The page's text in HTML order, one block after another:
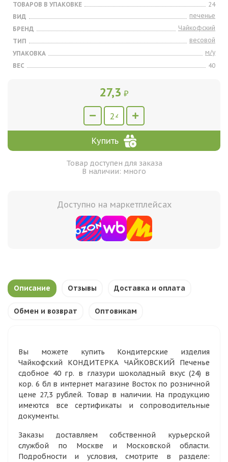
ТОВАРОВ В УПАКОВКЕ
24
ВИД
печенье
БРЕНД
Чайкофский
ТИП
весовой
УПАКОВКА
м/у
ВЕС
40
27,3 ₽
Купить
Товар доступен для заказа
В наличии: много
Доступно на маркетплейсах
Описание Отзывы Доставка и оплата
Обмен и возврат Оптовикам
Вы можете купить Кондитерские изделия
Чайкофский КОНДИТЕРКА ЧАЙКОВСКИЙ Печенье
сдобное 40 гр. в глазури шоколадный вкус (24) в
кор. 6 бл в интернет магазине Восток по розничной
цене 27,3 рублей. Товар в наличии. На продукцию
имеются все сертификаты и сопроводительные
документы.
Заказы доставляем собственной курьерской
службой по Москве и Московской области.
Подробности и условия, смотрите в разделе: